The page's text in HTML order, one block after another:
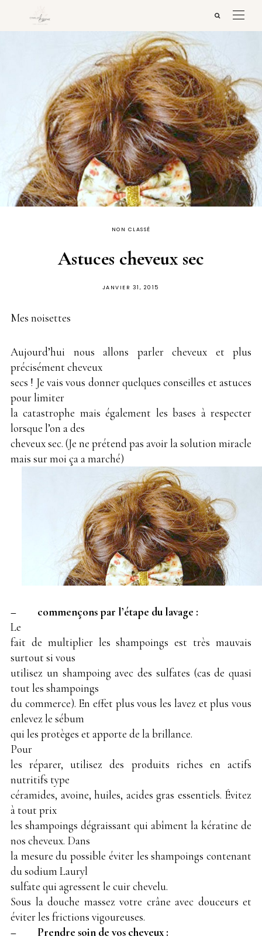
NON CLASSÉ
Astuces cheveux sec
PUBLIÉ
JANVIER 31, 2015
Mes noisettes
Aujourd’hui nous allons parler cheveux et plus
précisément cheveux
secs ! Je vais vous donner quelques conseilles et astuces
pour limiter
la catastrophe mais également les bases à respecter
lorsque l’on a des
cheveux sec. (Je ne prétend pas avoir la solution miracle
mais sur moi ça a marché)
– commençons par l’étape du lavage :
Le
fait de multiplier les shampoings est très mauvais
surtout si vous
utilisez un shampoing avec des sulfates (cas de quasi
tout les shampoings
du commerce). En effet plus vous les lavez et plus vous
enlevez le sébum
qui les protèges et apporte de la brillance.
Pour
les réparer, utilisez des produits riches en actifs
nutritifs type
céramides, avoine, huiles, acides gras essentiels. Évitez
à tout prix
les shampoings dégraissant qui abîment la kératine de
nos cheveux. Dans
la mesure du possible éviter les shampoings contenant
du sodium Lauryl
sulfate qui agressent le cuir chevelu.
Sous la douche massez votre crâne avec douceurs et
éviter les frictions vigoureuses.
– Prendre soin de vos cheveux :